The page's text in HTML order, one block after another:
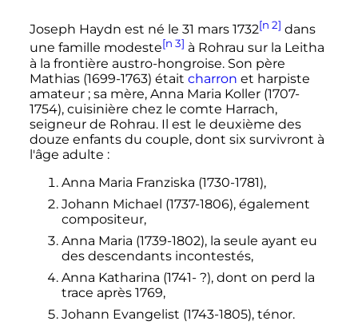
Joseph Haydn est né le 31 mars 1732[n 2] dans
une famille modeste[n 3] à Rohrau sur la Leitha
à la frontière austro-hongroise. Son père
Mathias (1699-1763) était charron et harpiste
amateur ; sa mère, Anna Maria Koller (1707-
1754), cuisinière chez le comte Harrach,
seigneur de Rohrau. Il est le deuxième des
douze enfants du couple, dont six survivront à
l'âge adulte :
Anna Maria Franziska (1730-1781),
Johann Michael (1737-1806), également
compositeur,
Anna Maria (1739-1802), la seule ayant eu
des descendants incontestés,
Anna Katharina (1741- ?), dont on perd la
trace après 1769,
Johann Evangelist (1743-1805), ténor.